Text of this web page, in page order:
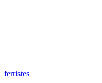
ferristes